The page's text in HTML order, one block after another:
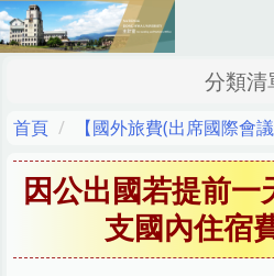
跳
到
容
區
分類清
地理位置
最新消息
成員介紹
網路請購Online
首頁 【國外旅費(出席國際會
因公出國若提前一
支國內住宿